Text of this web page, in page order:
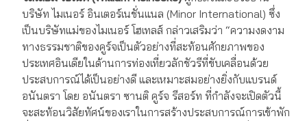
บริษัท ไมเนอร์ อินเตอร์เนชั่นแนล (Minor International) ซึ่ง
เป็นบริษัทแม่ของไมเนอร์ โฮเทลส์ กล่าวเสริมว่า “ความงดงาม
ทางธรรมชาติของคูร์จเป็นตัวอย่างที่สะท้อนศักยภาพของ
ประเทศอินเดียในด้านการท่องเที่ยวลักชัวรีที่ขับเคลื่อนด้วย
ประสบการณ์ได้เป็นอย่างดี และเหมาะสมอย่างยิ่งกับแบรนด์
อนันตรา โดย อนันตรา ซานติ คูร์จ รีสอร์ท ที่กำลังจะเปิดตัวนี้
จะสะท้อนวิสัยทัศน์ของเราในการสร้างประสบการณ์การเข้าพัก